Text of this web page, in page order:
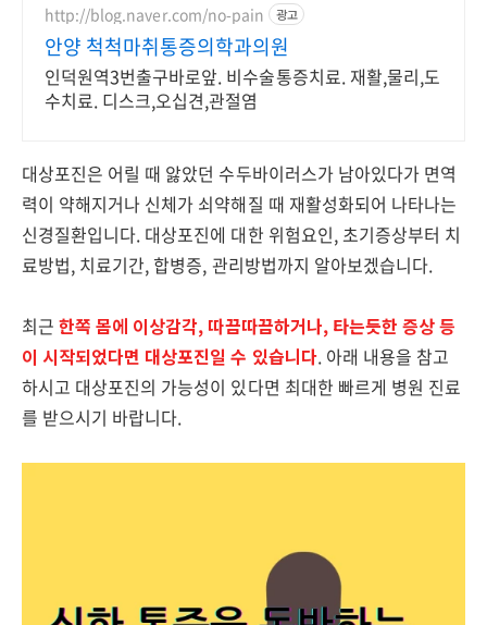
http://blog.naver.com/no-pain 광고
안양 척척마취통증의학과의원
인덕원역3번출구바로앞. 비수술통증치료. 재활,물리,도
수치료. 디스크,오십견,관절염
대상포진은 어릴 때 앓았던 수두바이러스가 남아있다가 면역
력이 약해지거나 신체가 쇠약해질 때 재활성화되어 나타나는
신경질환입니다. 대상포진에 대한 위험요인, 초기증상부터 치
료방법, 치료기간, 합병증, 관리방법까지 알아보겠습니다.
최근한쪽 몸에 이상감각, 따끔따끔하거나, 타는듯한 증상 등
이 시작되었다면 대상포진일 수 있습니다. 아래 내용을 참고
하시고 대상포진의 가능성이 있다면 최대한 빠르게 병원 진료
를 받으시기 바랍니다.